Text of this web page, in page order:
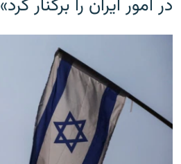
در امور ایران را برکنار کرد»